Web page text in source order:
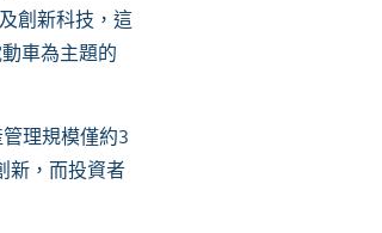
創新科技，這
車為主題的
管理規模僅約3
新，而投資者